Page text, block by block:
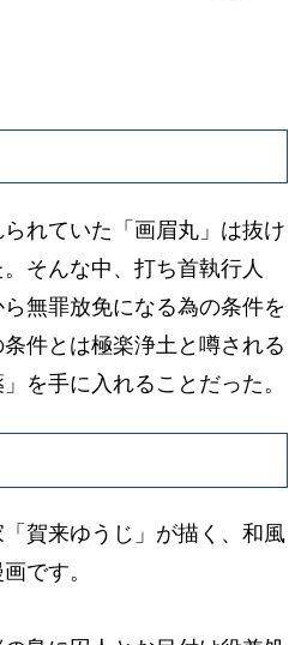
れていた「画眉丸」は抜け
そんな中、打ち首執行人
ら無罪放免になる為の条件を
件とは極楽浄土と噂される
を手に入れることだった。
賀来ゆうじ」が描く、和風
です。